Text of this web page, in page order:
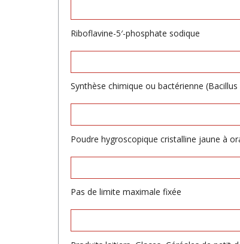
Riboflavine-5′-phosphate sodique
Synthèse chimique ou bactérienne
Poudre hygroscopique cristalline jaune à
Pas de limite maximale fixée